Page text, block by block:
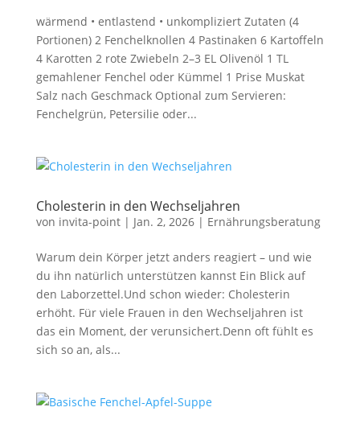
wärmend • entlastend • unkompliziert Zutaten (4
Portionen) 2 Fenchelknollen 4 Pastinaken 6 Kartoffeln
4 Karotten 2 rote Zwiebeln 2–3 EL Olivenöl 1 TL
gemahlener Fenchel oder Kümmel 1 Prise Muskat
Salz nach Geschmack Optional zum Servieren:
Fenchelgrün, Petersilie oder...
Cholesterin in den Wechseljahren
von invita-point| Jan. 2, 2026| Ernährungsberatung
Warum dein Körper jetzt anders reagiert – und wie
du ihn natürlich unterstützen kannst Ein Blick auf
den Laborzettel.Und schon wieder: Cholesterin
erhöht. Für viele Frauen in den Wechseljahren ist
das ein Moment, der verunsichert.Denn oft fühlt es
sich so an, als...